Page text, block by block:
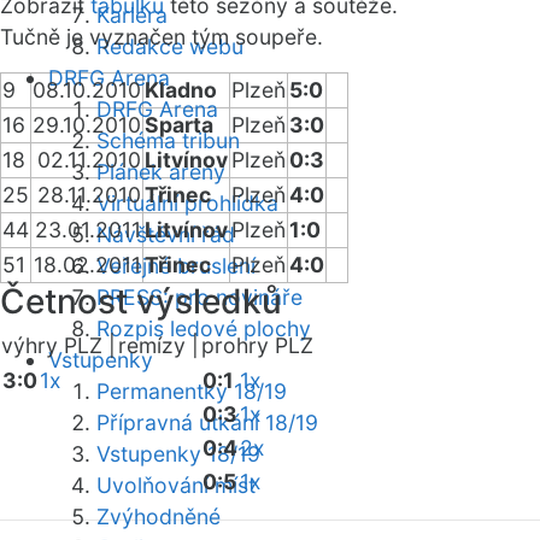
Kariéra
Redakce webu
DRFG Arena
DRFG Arena
Schéma tribun
Plánek areny
Virtuální prohlídka
Návštěvní řád
Veřejné bruslení
PRESS: pro novináře
Rozpis ledové plochy
Vstupenky
Permanentky 18/19
Přípravná utkání 18/19
Vstupenky 18/19
Uvolňování míst
Zvýhodněné
Zobrazit tabulku této sezóny a soutěže.
Tučně je vyznačen tým soupeře.
9 08.10.2010Kladno Plzeň 5:0
16 29.10.2010Sparta Plzeň 3:0
18 02.11.2010 LitvínovPlzeň 0:3
25 28.11.2010Třinec Plzeň4:0
44 23.01.2011LitvínovPlzeň 1:0
51 18.02.2011Třinec Plzeň4:0
Četnost výsledků
výhry PLZ | remízy | prohry PLZ
3:01x 0:1 1x
0:31x
0:42x
0:51x